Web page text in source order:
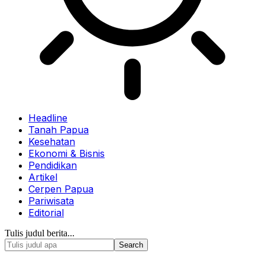
Headline
Tanah Papua
Kesehatan
Ekonomi & Bisnis
Pendidikan
Artikel
Cerpen Papua
Pariwisata
Editorial
Tulis judul berita...